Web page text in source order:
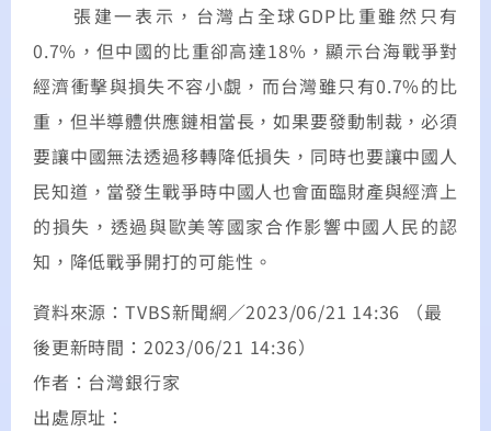
張建一表示，台灣占全球GDP比重雖然只有
0.7%，但中國的比重卻高達18%，顯示台海戰爭對
經濟衝擊與損失不容小覷，而台灣雖只有0.7%的比
重，但半導體供應鏈相當長，如果要發動制裁，必須
要讓中國無法透過移轉降低損失，同時也要讓中國人
民知道，當發生戰爭時中國人也會面臨財產與經濟上
的損失，透過與歐美等國家合作影響中國人民的認
知，降低戰爭開打的可能性。
資料來源：TVBS新聞網／2023/06/21 14:36
（最
後更新時間：2023/06/21 14:36）
作者： 台灣銀行家
出處原址：